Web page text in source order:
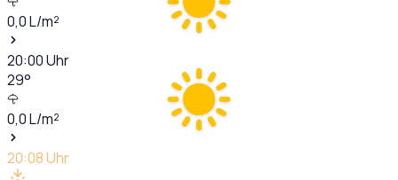
0,0L/m²
20:00Uhr
29°
0,0L/m²
20:08Uhr